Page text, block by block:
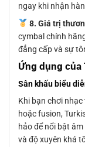
ngay khi nhận
8. Giá trị
cymbal chính
đẳng cấp và sự
Ứng dụng của
Sân khấu biểu
Khi bạn chơi
hoặc fusion,
hảo để nổi bật
và độ xuyên khá